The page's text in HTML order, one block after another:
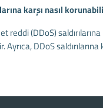
karşı nasıl
reddi (DDoS)
DDoS